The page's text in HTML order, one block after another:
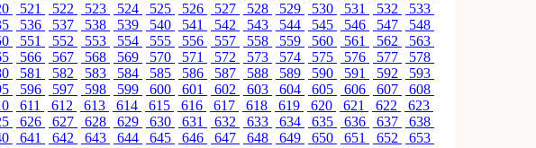
521 522 523 524 525 526 527 528 529 530 531 532
533
536 537 538 539 540 541 542 543 544 545 546 547
548
551 552 553 554 555 556 557 558 559 560 561 562
563
566 567 568 569 570 571 572 573 574 575 576 577
578
581 582 583 584 585 586 587 588 589 590 591 592
593
596 597 598 599 600 601 602 603 604 605 606 607
608
611 612 613 614 615 616 617 618 619 620 621 622
623
626 627 628 629 630 631 632 633 634 635 636 637
638
641 642 643 644 645 646 647 648 649 650 651 652
653